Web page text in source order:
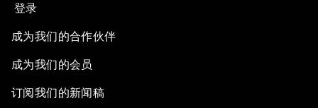
登录
成为我们的合作伙伴
成为我们的会员
订阅我们的新闻稿